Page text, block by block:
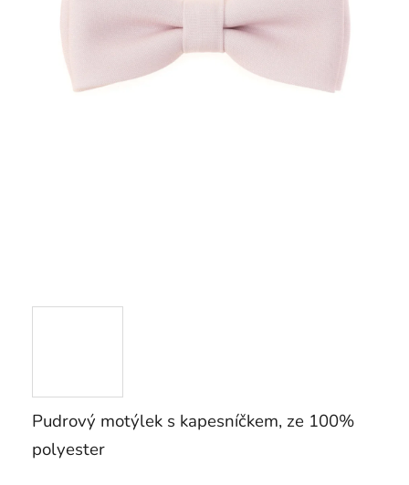
Pudrový motýlek s kapesníčkem, ze 100%
polyester